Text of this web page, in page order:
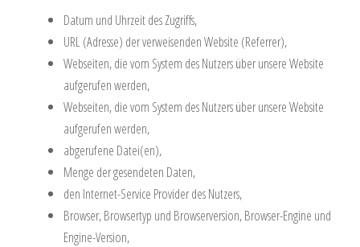
Datum und Uhrzeit des Zugriffs,
URL (Adresse) der verweisenden Website (Referrer),
Webseiten, die vom System des Nutzers über unsere Website
aufgerufen werden,
Webseiten, die vom System des Nutzers über unsere Website
aufgerufen werden,
abgerufene Datei(en),
Menge der gesendeten Daten,
den Internet-Service Provider des Nutzers,
Browser, Browsertyp und Browserversion, Browser-Engine und
Engine-Version,